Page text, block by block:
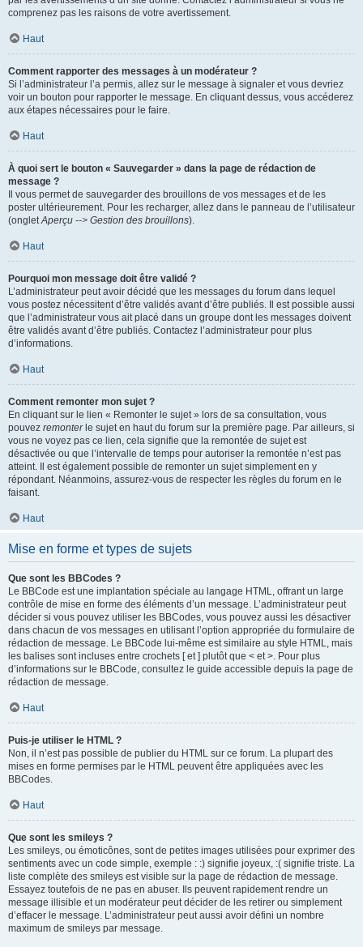
comprenez pas les raisons de votre avertissement.
Haut
Comment rapporter des messages à un modérateur ?
Si l’administrateur l’a permis, allez sur le message à signaler et vous devriez
voir un bouton pour rapporter le message. En cliquant dessus, vous accéderez
aux étapes nécessaires pour le faire.
Haut
À quoi sert le bouton « Sauvegarder » dans la page de rédaction de
message ?
Il vous permet de sauvegarder des brouillons de vos messages et de les
poster ultérieurement. Pour les recharger, allez dans le panneau de l’utilisateur
(ongletAperçu --> Gestion des brouillons).
Haut
Pourquoi mon message doit être validé ?
L’administrateur peut avoir décidé que les messages du forum dans lequel
vous postez nécessitent d’être validés avant d’être publiés. Il est possible aussi
que l’administrateur vous ait placé dans un groupe dont les messages doivent
être validés avant d’être publiés. Contactez l’administrateur pour plus
d’informations.
Haut
Comment remonter mon sujet ?
En cliquant sur le lien « Remonter le sujet » lors de sa consultation, vous
pouvez remonterle sujet en haut du forum sur la première page. Par ailleurs, si
vous ne voyez pas ce lien, cela signifie que la remontée de sujet est
désactivée ou que l’intervalle de temps pour autoriser la remontée n’est pas
atteint. Il est également possible de remonter un sujet simplement en y
répondant. Néanmoins, assurez-vous de respecter les règles du forum en le
faisant.
Haut
Mise en forme et types de sujets
Que sont les BBCodes ?
Le BBCode est une implantation spéciale au langage HTML, offrant un large
contrôle de mise en forme des éléments d’un message. L’administrateur peut
décider si vous pouvez utiliser les BBCodes, vous pouvez aussi les désactiver
dans chacun de vos messages en utilisant l’option appropriée du formulaire de
rédaction de message. Le BBCode lui-même est similaire au style HTML, mais
les balises sont incluses entre crochets [ et ] plutôt que < et >. Pour plus
d’informations sur le BBCode, consultez le guide accessible depuis la page de
rédaction de message.
Haut
Puis-je utiliser le HTML ?
Non, il n’est pas possible de publier du HTML sur ce forum. La plupart des
mises en forme permises par le HTML peuvent être appliquées avec les
BBCodes.
Haut
Que sont les smileys ?
Les smileys, ou émoticônes, sont de petites images utilisées pour exprimer des
sentiments avec un code simple, exemple : :) signifie joyeux, :( signifie triste. La
liste complète des smileys est visible sur la page de rédaction de message.
Essayez toutefois de ne pas en abuser. Ils peuvent rapidement rendre un
message illisible et un modérateur peut décider de les retirer ou simplement
d’effacer le message. L’administrateur peut aussi avoir défini un nombre
maximum de smileys par message.